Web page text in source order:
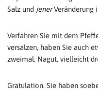
Salz und jenerVeränderung
Verfahren Sie mit dem
versalzen, haben Sie auch
zweimal. Nagut, vielleicht
Gratulation. Sie haben